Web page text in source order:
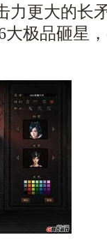
力更大的长
大极品砸星